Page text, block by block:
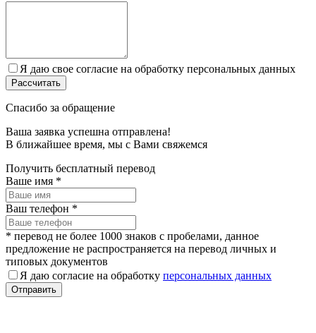
Я даю свое согласие на обработку персональных данных
Спасибо за обращение
Ваша заявка успешна отправлена!
В ближайшее время, мы c Вами свяжемся
Получить бесплатный перевод
Ваше имя *
Ваш телефон *
* перевод не более 1000 знаков с пробелами, данное
предложение не распространяется на перевод личных и
типовых документов
Я даю согласие на обработку персональных данных
Отправить